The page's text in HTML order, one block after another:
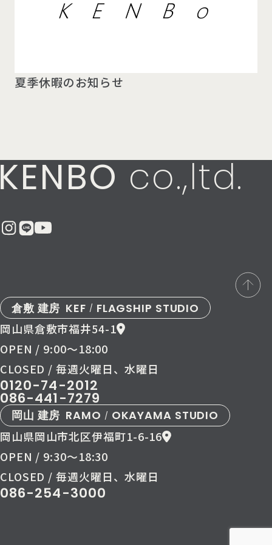
夏季休暇のお知らせ
co.,ltd.
倉敷 建房 KEF / FLAGSHIP STUDIO
岡山県倉敷市福井54-1
OPEN / 9:00〜18:00
CLOSED / 毎週火曜日、水曜日
0120-74-2012
086-441-7279
岡山 建房 RAMO / OKAYAMA STUDIO
岡山県岡山市北区伊福町1-6-16
OPEN / 9:30〜18:30
CLOSED / 毎週火曜日、水曜日
086-254-3000